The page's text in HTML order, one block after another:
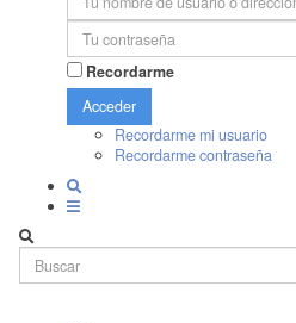
Recordarme
Acceder
Recordarme mi usuario
Recordarme contraseña